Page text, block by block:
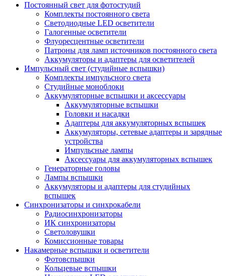
Постоянный свет для фотостудий
Комплекты постоянного света
Светодиодные LED осветители
Галогенные осветители
Флуоресцентные осветители
Патроны для ламп источников постоянного света
Аккумуляторы и адаптеры для осветителей
Импульсный свет (студийные вспышки)
Комплекты импульсного света
Студийные моноблоки
Аккумуляторные вспышки и аксессуары
Аккумуляторные вспышки
Головки и насадки
Адаптеры для аккумуляторных вспышек
Аккумуляторы, сетевые адаптеры и зарядные
устройства
Импульсные лампы
Аксессуары для аккумуляторных вспышек
Генераторные головы
Лампы вспышки
Аккумуляторы и адаптеры для студийных
вспышек
Синхронизаторы и синхрокабели
Радиосинхронизаторы
ИК синхронизаторы
Светоловушки
Комиссионные товары
Накамерные вспышки и осветители
Фотовспышки
Кольцевые вспышки